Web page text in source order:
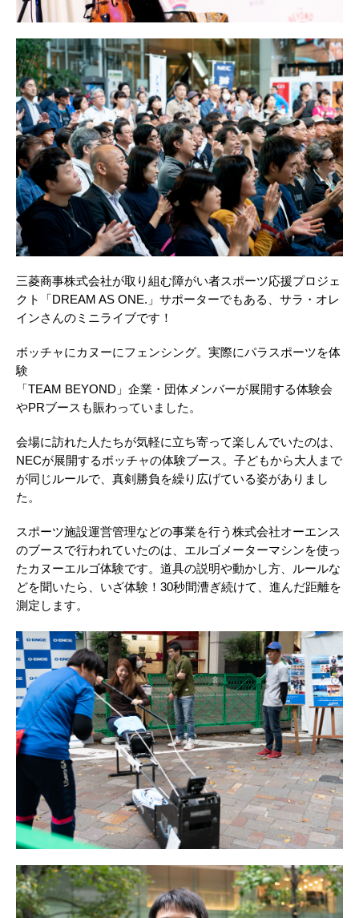
三菱商事株式会社が取り組む障がい者スポーツ応援プロジェ
クト「DREAM AS ONE.」サポーターでもある、サラ・オレ
インさんのミニライブです！
ボッチャにカヌーにフェンシング。実際にパラスポーツを体
験
「TEAM BEYOND」企業・団体メンバーが展開する体験会
やPRブースも賑わっていました。
会場に訪れた人たちが気軽に立ち寄って楽しんでいたのは、
NECが展開するボッチャの体験ブース。子どもから大人まで
が同じルールで、真剣勝負を繰り広げている姿がありまし
た。
スポーツ施設運営管理などの事業を行う株式会社オーエンス
のブースで行われていたのは、エルゴメーターマシンを使っ
たカヌーエルゴ体験です。道具の説明や動かし方、ルールな
どを聞いたら、いざ体験！30秒間漕ぎ続けて、進んだ距離を
測定します。